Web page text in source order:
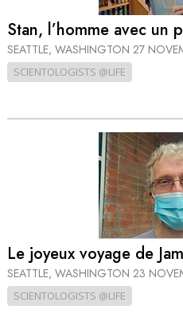
Stan, l’homme avec un
SEATTLE, WASHINGTON 27
SCIENTOLOGISTS @LIFE
Le joyeux voyage de
SEATTLE, WASHINGTON 23
SCIENTOLOGISTS @LIFE